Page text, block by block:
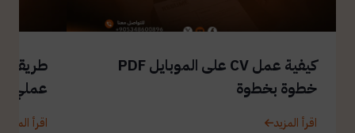
كيفية عمل CV على الموبايل PDF
خطوة بخطوة
اقرأ المزيد
طريقة
عملي
اقرأ المزيد